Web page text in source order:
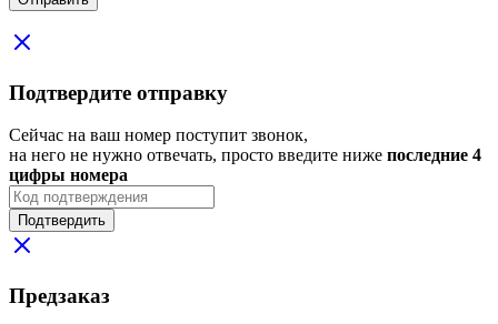
Подтвердите отправку
Сейчас на ваш номер поступит звонок,
на него не нужно отвечать, просто введите ниже последние 4
цифры номера
Подтвердить
Предзаказ